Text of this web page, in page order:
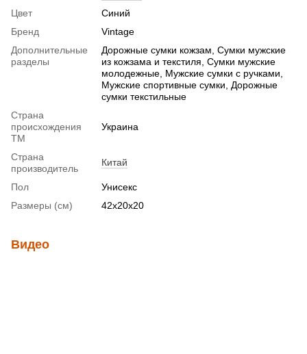
Цвет
Синий
Бренд
Vintage
Дополнительные
разделы
Дорожные сумки кожзам, Сумки мужские
из кожзама и текстиля, Сумки мужские
молодежные, Мужские сумки с ручками,
Мужские спортивные сумки, Дорожные
сумки текстильные
Страна
происхождения
ТМ
Украина
Страна
производитель
Китай
Пол
Унисекс
Размеры (см)
42x20x20
Видео